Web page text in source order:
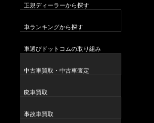
正規ディーラーから探す
車ランキングから探す
車選びドットコムの取り組み
中古車買取・中古車査定
廃車買取
事故車買取